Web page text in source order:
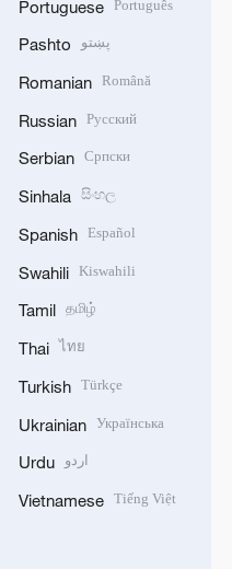
Portuguese
Pashto پښتو
Romanian Română
Russian Русский
Serbian Српски
Sinhala සිංහල
Spanish Español
Swahili Kiswahili
Tamil தமிழ்
Thai ไทย
Turkish Türkçe
Ukrainian Українська
Urdu اردو
Vietnamese Tiếng Việt